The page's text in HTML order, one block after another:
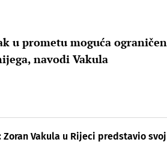
u prometu moguća
navodi Vakula
Zoran Vakula u Rijeci predstavio